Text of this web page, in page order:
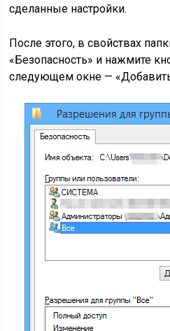
сделанные настройки.
После этого, в свойствах
«Безопасность» и нажмите
следующем окне —